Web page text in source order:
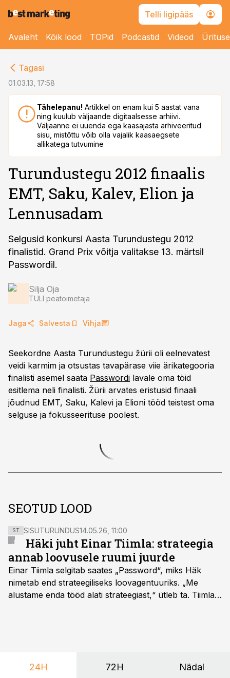
Telli ligipääs
Avaleht Kõik lood TOPid Podcastid Videod
Tagasi
01.03.13, 17:58
Tähelepanu! Artikkel on enam kui 5 aastat vana
ning kuulub väljaande digitaalsesse arhiivi.
Väljaanne ei uuenda ega kaasajasta arhiveeritud
sisu, mistõttu võib olla vajalik kaasaegsete
allikatega tutvumine
Turundustegu 2012 finaalis
EMT, Saku, Kalev, Elion ja
Lennusadam
Selgusid konkursi Aasta Turundustegu 2012
finalistid. Grand Prix võitja valitakse 13. märtsil
Passwordil.
Silja Oja
TULI peatoimetaja
Jaga Salvesta Vihja
Seekordne Aasta Turundustegu žürii oli eelnevatest
veidi karmim ja otsustas tavapärase viie ärikategooria
finalisti asemel saata Passwordi lavale oma töid
esitlema neli finalisti. Žürii arvates eristusid finaali
jõudnud EMT, Saku, Kalevi ja Elioni tööd teistest oma
selguse ja fokusseerituse poolest.
SEOTUD LOOD
ST SISUTURUNDUS14.05.26, 11:00
Häki juht Einar Tiimla: strateegia
annab loovusele ruumi juurde
Einar Tiimla selgitab saates „Password“, miks Häk
nimetab end strateegiliseks loovagentuuriks. „Me
alustame enda tööd alati strateegiast,“ ütleb ta. Tiimla
24H 72H Nädal